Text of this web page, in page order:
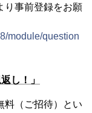
事前登録をお願
module/question
し！」
（ご招待）とい